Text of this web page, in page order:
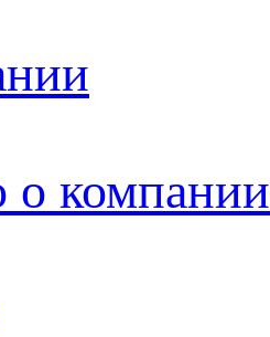
о компании